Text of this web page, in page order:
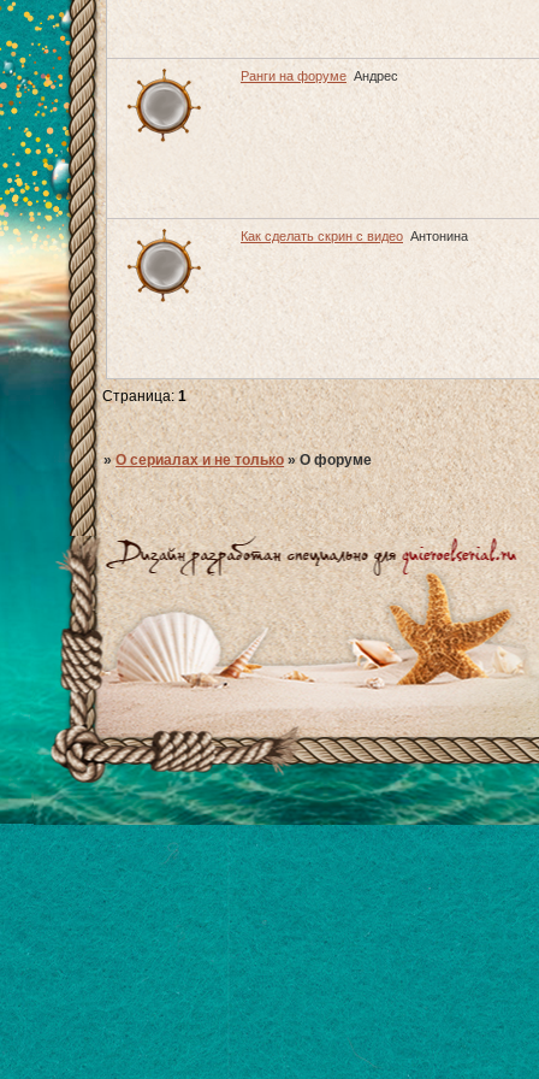
Ранги на форуме Андрес
Как сделать скрин c видео Антонина
Страница:1
»О сериалах и не только »О форуме